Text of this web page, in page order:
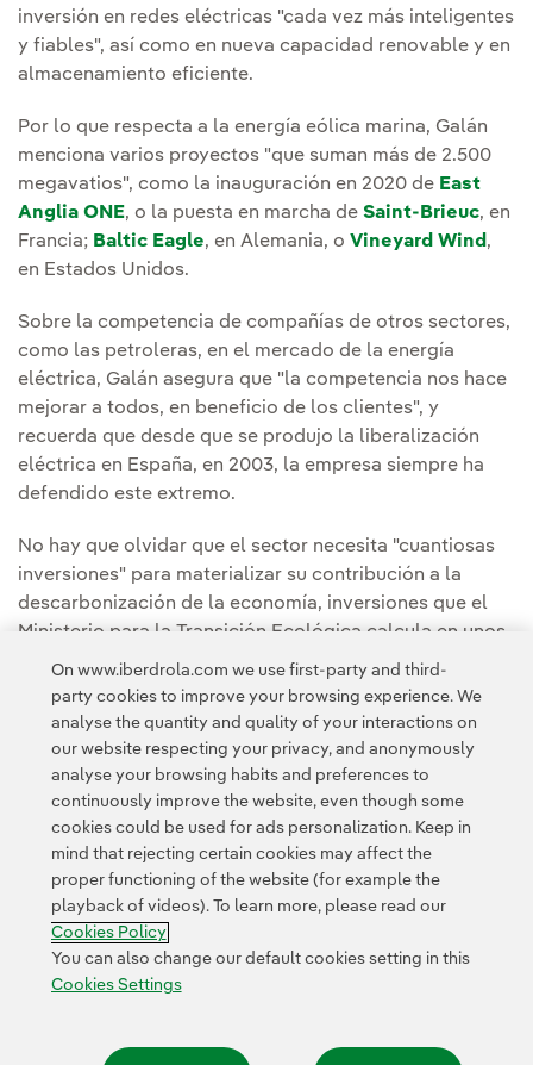
inversión en redes eléctricas "cada vez más inteligentes
y fiables", así como en nueva capacidad renovable y en
almacenamiento eficiente.
Por lo que respecta a la energía eólica marina, Galán
menciona varios proyectos "que suman más de 2.500
megavatios", como la inauguración en 2020 de East
Anglia ONE, o la puesta en marcha de Saint-Brieuc, en
Francia; Baltic Eagle, en Alemania, o Vineyard Wind ,
en Estados Unidos.
Sobre la competencia de compañías de otros sectores,
como las petroleras, en el mercado de la energía
eléctrica, Galán asegura que "la competencia nos hace
mejorar a todos, en beneficio de los clientes", y
recuerda que desde que se produjo la liberalización
eléctrica en España, en 2003, la empresa siempre ha
defendido este extremo.
No hay que olvidar que el sector necesita "cuantiosas
inversiones" para materializar su contribución a la
descarbonización de la economía, inversiones que el
Ministerio para la Transición Ecológica calcula en unos
200.000 millones de euros, si se quieren alcanzar "los
objetivos medioambientales" fijados.
Customers Privacy Policy Legal Information Cookie policy
Cookies Settings Accesibility Whistle-blower channel
On www.iberdrola.com we use first-party and third-
party cookies to improve your browsing experience. We
analyse the quantity and quality of your interactions on
our website respecting your privacy, and anonymously
analyse your browsing habits and preferences to
continuously improve the website, even though some
cookies could be used for ads personalization. Keep in
mind that rejecting certain cookies may affect the
proper functioning of the website (for example the
playback of videos). To learn more, please read our
Cookies Policy
You can also change our default cookies setting in this
Cookies Settings